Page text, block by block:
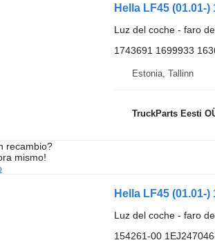
Luz del coche - faro
1743691 1699933
Estonia, Tallinn
TruckParts Eesti
recambio?
mismo!
Luz del coche - faro
154261-00